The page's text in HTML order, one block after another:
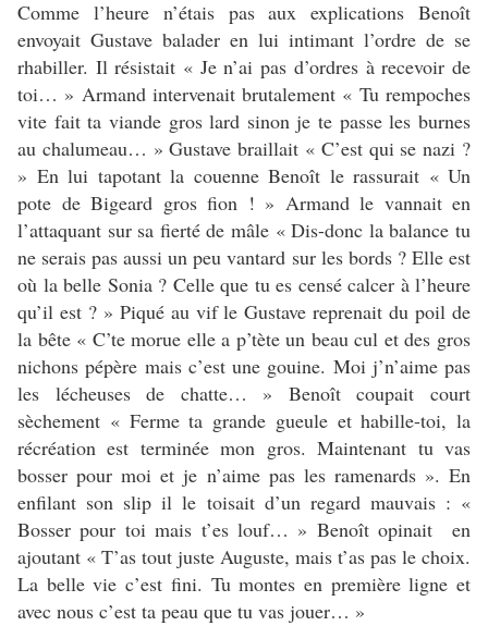
Comme l’heure n’étais pas aux explications Benoît
envoyait Gustave balader en lui intimant l’ordre de se
rhabiller. Il résistait « Je n’ai pas d’ordres à recevoir de
toi… » Armand intervenait brutalement « Tu rempoches
vite fait ta viande gros lard sinon je te passe les burnes
au chalumeau… » Gustave braillait « C’est qui se nazi ?
» En lui tapotant la couenne Benoît le rassurait « Un
pote de Bigeard gros fion ! » Armand le vannait en
l’attaquant sur sa fierté de mâle « Dis-donc la balance tu
ne serais pas aussi un peu vantard sur les bords ? Elle est
où la belle Sonia ? Celle que tu es censé calcer à l’heure
qu’il est ? » Piqué au vif le Gustave reprenait du poil de
la bête « C’te morue elle a p’tète un beau cul et des gros
nichons pépère mais c’est une gouine. Moi j’n’aime pas
les lécheuses de chatte… » Benoît coupait court
sèchement « Ferme ta grande gueule et habille-toi, la
récréation est terminée mon gros. Maintenant tu vas
bosser pour moi et je n’aime pas les ramenards ». En
enfilant son slip il le toisait d’un regard mauvais : «
Bosser pour toi mais t’es louf… » Benoît opinait en
ajoutant « T’as tout juste Auguste, mais t’as pas le choix.
La belle vie c’est fini. Tu montes en première ligne et
avec nous c’est ta peau que tu vas jouer… »